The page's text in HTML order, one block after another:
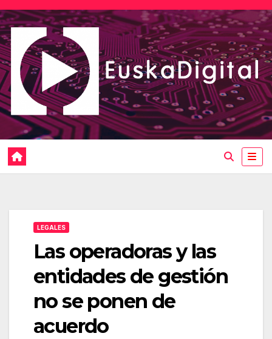
Saltar
al
contenido
LEGALES
Las operadoras y las
entidades de gestión
no se ponen de
acuerdo